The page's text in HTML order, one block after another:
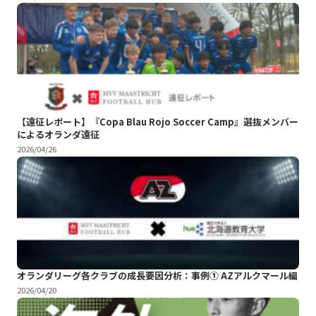
【遠征レポート】『Copa Blau Rojo Soccer Camp』選抜メンバー
によるオランダ遠征
2026/04/26
オランダリーグ各クラブの成長要因分析：事例① AZアルクマール編
2026/04/20